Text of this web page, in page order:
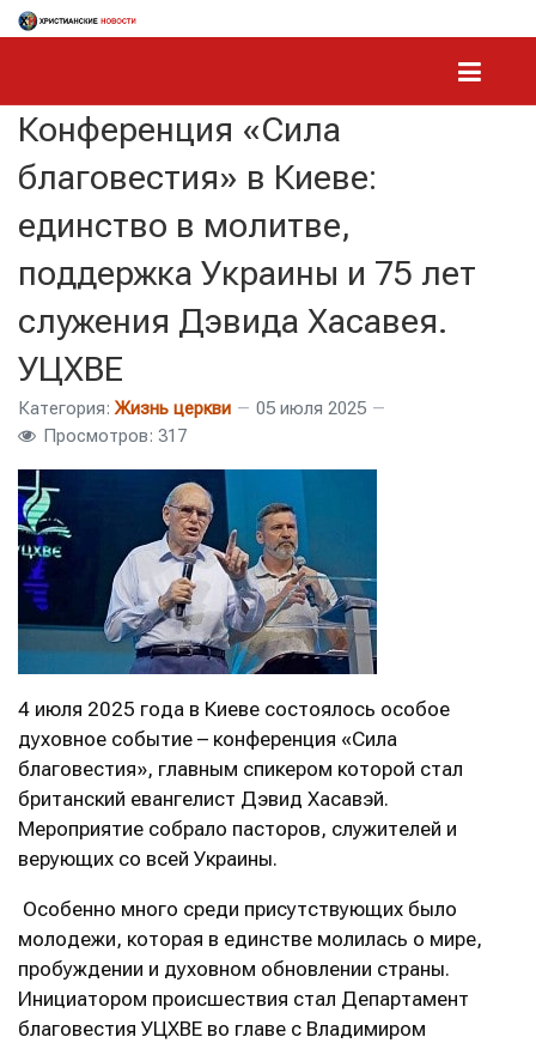
Конференция «Сила
благовестия» в Киеве:
единство в молитве,
поддержка Украины и 75 лет
служения Дэвида Хасавея.
УЦХВЕ
Категория: Жизнь церкви
05 июля 2025
Просмотров: 317
4 июля 2025 года в Киеве состоялось особое
духовное событие – конференция «Сила
благовестия», главным спикером которой стал
британский евангелист Дэвид Хасавэй.
Мероприятие собрало пасторов, служителей и
верующих со всей Украины.
Особенно много среди присутствующих было
молодежи, которая в единстве молилась о мире,
пробуждении и духовном обновлении страны.
Инициатором происшествия стал Департамент
благовестия УЦХВЕ во главе с Владимиром